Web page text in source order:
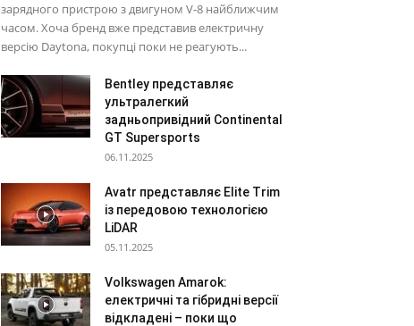
зарядного пристрою з двигуном V-8 найближчим
часом. Хоча бренд вже представив електричну
версію Daytona, покупці поки не реагують...
Bentley представляє
ультралегкий
задньопривідний Continental
GT Supersports
06.11.2025
Avatr представляє Elite Trim
із передовою технологією
LiDAR
05.11.2025
Volkswagen Amarok:
електричні та гібридні версії
відкладені – поки що